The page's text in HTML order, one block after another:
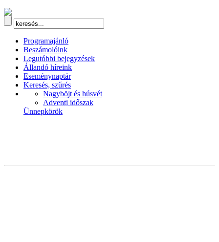
Programajánló
Beszámolóink
Legutóbbi bejegyzések
Állandó híreink
Eseménynaptár
Keresés, szűrés
Nagyböjt és húsvét
Adventi időszak
Ünnepkörök